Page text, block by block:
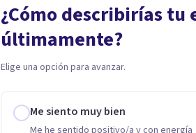
¿Cómo describirías tu
últimamente?
Elige una opción para avanzar.
Me siento muy bien
Me he sentido positivo/a y con energía